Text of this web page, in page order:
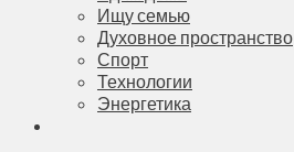
Ищу семью
Духовное пространство
Спорт
Технологии
Энергетика